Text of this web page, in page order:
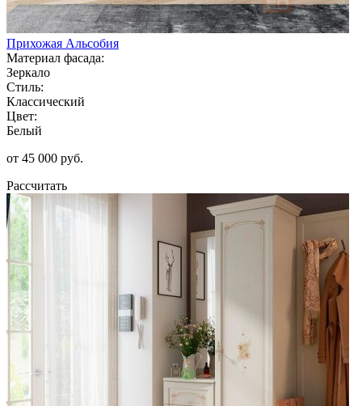
Прихожая Альсобия
Материал фасада:
Зеркало
Стиль:
Классический
Цвет:
Белый
от 45 000 руб.
Рассчитать